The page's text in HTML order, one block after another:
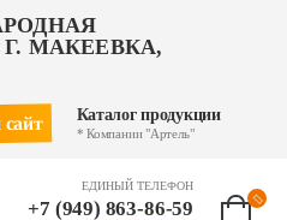
МАКЕЕВКА,
Каталог продукции
* Компании "Артель"
ЕДИНЫЙ ТЕЛЕФОН
+7 (949) 863-86-59